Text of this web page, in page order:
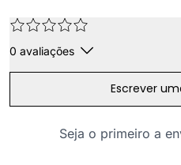
0 avaliações
Escrever
Seja o primeiro a